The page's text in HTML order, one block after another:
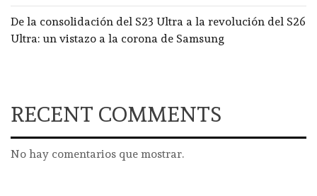
De la consolidación del S23 Ultra a la revolución del S26
Ultra: un vistazo a la corona de Samsung
RECENT COMMENTS
No hay comentarios que mostrar.